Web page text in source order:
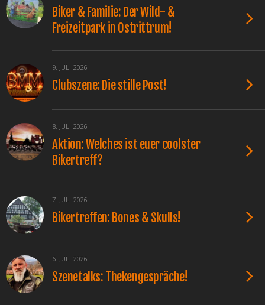
Biker & Familie: Der Wild- &
Freizeitpark in Ostrittrum!
9. JULI 2026
Clubszene: Die stille Post!
8. JULI 2026
Aktion: Welches ist euer coolster
Bikertreff?
7. JULI 2026
Bikertreffen: Bones & Skulls!
6. JULI 2026
Szenetalks: Thekengespräche!